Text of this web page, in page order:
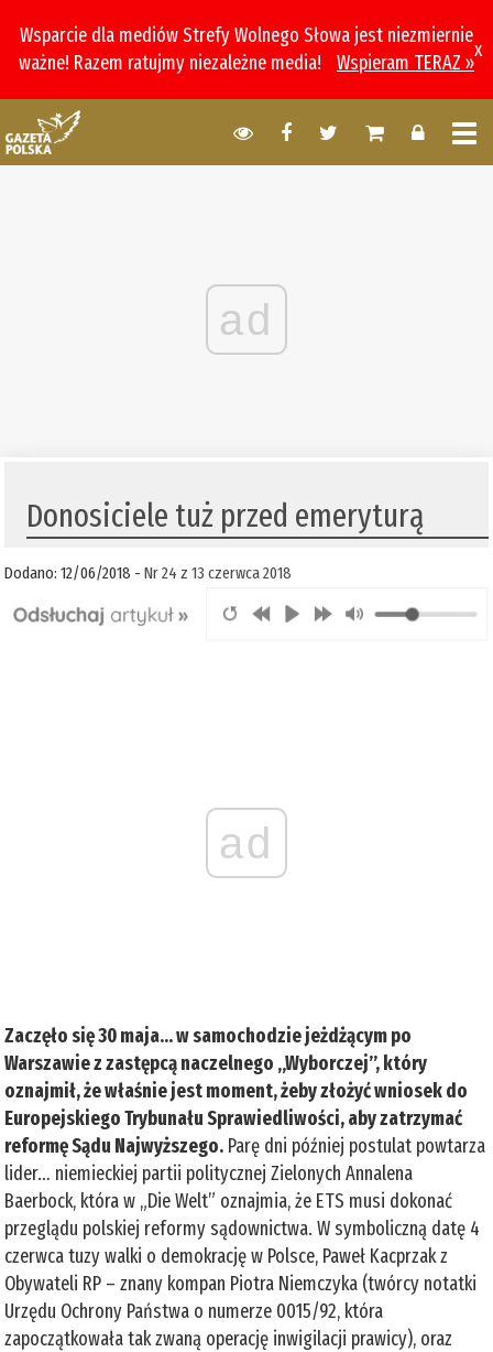
Wsparcie dla mediów Strefy Wolnego Słowa jest niezmiernie
ważne! Razem ratujmy niezależne media!
Wspieram TERAZ »
x
ad
Donosiciele tuż przed emeryturą
Dodano: 12/06/2018 -Nr 24 z 13 czerwca 2018
ad
Zaczęło się 30 maja… w samochodzie jeżdżącym po
Warszawie z zastępcą naczelnego „Wyborczej”, który
oznajmił, że właśnie jest moment, żeby złożyć wniosek do
Europejskiego Trybunału Sprawiedliwości, aby zatrzymać
reformę Sądu Najwyższego. Parę dni później postulat powtarza
lider… niemieckiej partii politycznej Zielonych Annalena
Baerbock, która w „Die Welt” oznajmia, że ETS musi dokonać
przeglądu polskiej reformy sądownictwa. W symboliczną datę 4
czerwca tuzy walki o demokrację w Polsce, Paweł Kacprzak z
Obywateli RP – znany kompan Piotra Niemczyka (twórcy notatki
Urzędu Ochrony Państwa o numerze 0015/92, która
zapoczątkowała tak zwaną operację inwigilacji prawicy), oraz